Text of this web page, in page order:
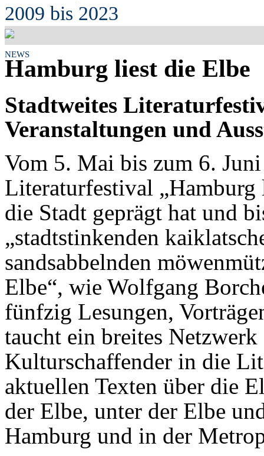
2009 bis 2023
NEWS
Hamburg liest die Elbe
Stadtweites
Veranstaltungen und
Vom 5. Mai bis zum 6.
Literaturfestival „Hamburg
die Stadt geprägt hat und
„stadtstinkenden
sandsabbelnden
Elbe“, wie Wolfgang
fünfzig Lesungen,
taucht ein breites
Kulturschaffender in die
aktuellen Texten über die
der Elbe, unter der Elbe
Hamburg und in der